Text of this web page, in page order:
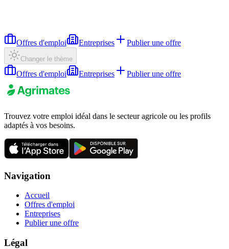
Offres d'emploi Entreprises Publier une offre
Changer le thème
Offres d'emploi Entreprises Publier une offre
Trouvez votre emploi idéal dans le secteur agricole ou les profils
adaptés à vos besoins.
Navigation
Accueil
Offres d'emploi
Entreprises
Publier une offre
Légal